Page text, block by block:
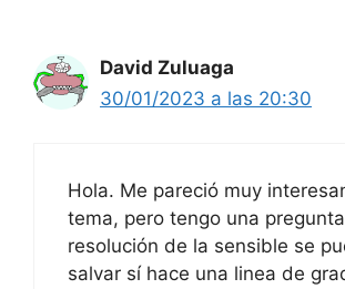
David Zuluaga
30/01/2023 a las 20:30
Hola. Me pareció muy
tema, pero tengo una
resolución de la sensible se
salvar sí hace una linea de